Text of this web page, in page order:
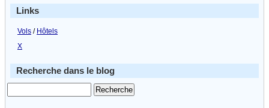
Links
Vols / Hôtels
X
Recherche dans le blog